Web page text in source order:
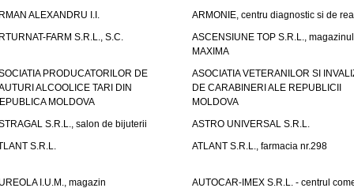
ALEXANDRU I.I.
ARMONIE, centru diagnostic si de
FARM S.R.L., S.C.
ASCENSIUNE TOP S.R.L., magazinul
MAXIMA
PRODUCATORILOR DE
ALCOOLICE TARI DIN
MOLDOVA
ASOCIATIA VETERANILOR SI
DE CARABINERI ALE REPUBLICII
MOLDOVA
S.R.L., salon de bijuterii
ASTRO UNIVERSAL S.R.L.
S.R.L.
ATLANT S.R.L., farmacia nr.298
I.U.M., magazin
AUTOCAR-IMEX S.R.L. - centrul